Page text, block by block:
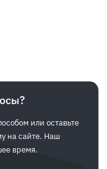
или оставьте
на сайте. Наш
время.